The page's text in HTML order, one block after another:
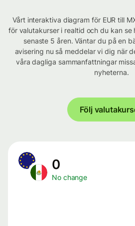
Vårt interaktiva diagram för EUR till
för valutakurser i realtid och du kan
senaste 5 åren. Väntar du på en
avisering nu så meddelar vi dig när
våra dagliga sammanfattningar
nyheterna.
Följ
0
No change